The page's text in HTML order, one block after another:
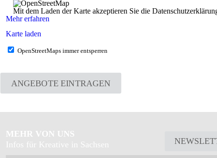
Mit dem Laden der Karte akzeptieren Sie die
Mehr erfahren
Karte laden
OpenStreetMaps immer entsperren
ANGEBOTE EINTRAGEN
MEHR VON UNS
Infos für Kreative in Sachsen